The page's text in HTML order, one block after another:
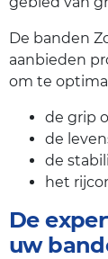
De banden
aanbieden
om te
de grip
de
de
het
De
uw